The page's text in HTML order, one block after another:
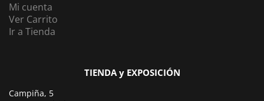
Mi cuenta
Ver Carrito
Ir a Tienda
TIENDA y EXPOSICIÓN
Campiña, 5